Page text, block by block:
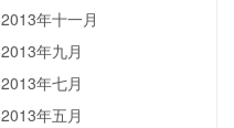
2013年十一月
2013年九月
2013年七月
2013年五月